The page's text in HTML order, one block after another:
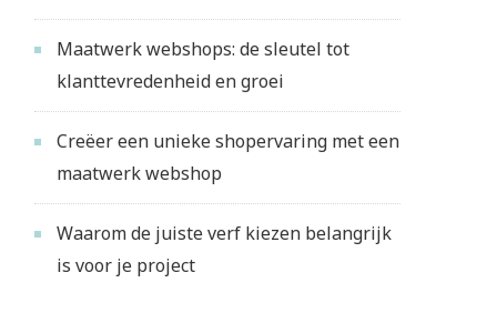
Maatwerk webshops: de sleutel tot
klanttevredenheid en groei
Creëer een unieke shopervaring met een
maatwerk webshop
Waarom de juiste verf kiezen belangrijk
is voor je project